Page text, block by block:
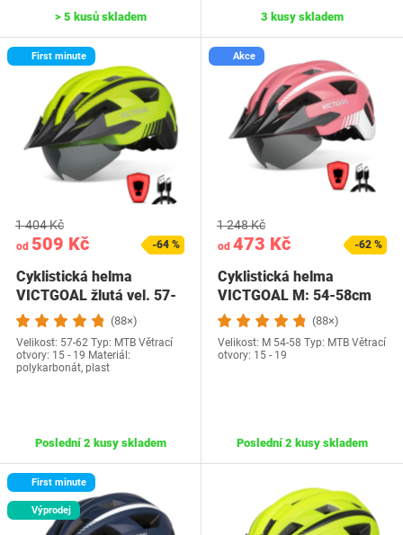
> 5 kusů skladem 3 kusy skladem
First minute
od 509 Kč
1 404 Kč
-64 %
Cyklistická helma
VICTGOAL žlutá vel. 57-
62
(88×)
Velikost: 57-62 Typ: MTB Větrací
otvory: 15 - 19 Materiál:
polykarbonát, plast
Poslední 2 kusy skladem
Akce
od 473 Kč
1 248 Kč
-62 %
Cyklistická helma
VICTGOAL M: 54-58cm
(88×)
Velikost: M 54-58 Typ: MTB Větrací
otvory: 15 - 19
Poslední 2 kusy skladem
First minute
Výprodej